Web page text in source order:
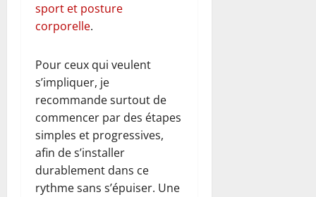
sport et posture
corporelle.
Pour ceux qui veulent
s’impliquer, je
recommande surtout de
commencer par des étapes
simples et progressives,
afin de s’installer
durablement dans ce
rythme sans s’épuiser. Une